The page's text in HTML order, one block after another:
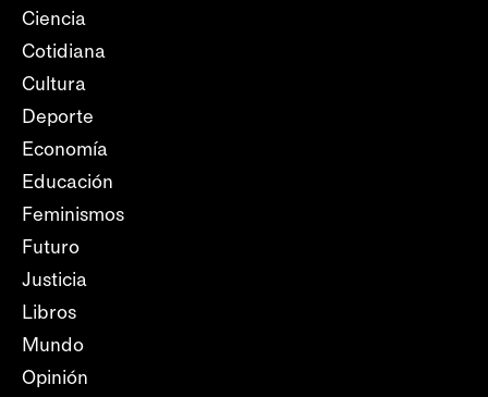
Ciencia
Cotidiana
Cultura
Deporte
Economía
Educación
Feminismos
Futuro
Justicia
Libros
Mundo
Opinión